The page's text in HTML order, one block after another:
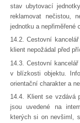
stav ubytovací
reklamovat nečistou,
jednotku a nepřiměřené
14.2. Cestovní
klient nepožádal před
14.3. Cestovní
v blízkosti objektu.
orientační charakter a
14.4. Klient se vzdává
jsou uvedené na
kterých si on nevšiml,